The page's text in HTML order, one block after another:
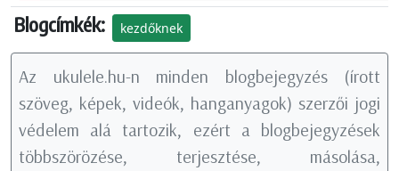
Blogcímkék: kezdőknek
Az ukulele.hu-n minden blogbejegyzés (írott
szöveg, képek, videók, hanganyagok) szerzői jogi
védelem alá tartozik, ezért a blogbejegyzések
többszörözése, terjesztése, másolása,